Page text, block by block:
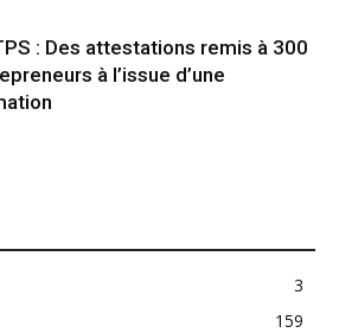
: Des attestations remis à 300
à l’issue d’une
3
159